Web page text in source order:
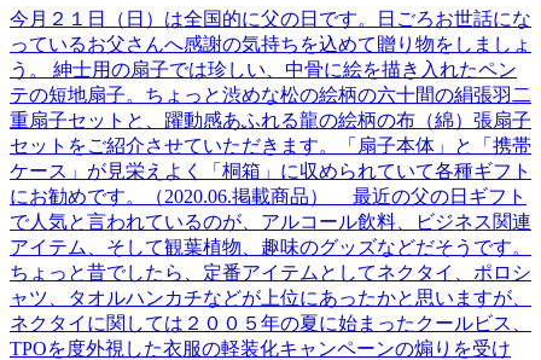
今月２１日（日）は全国的に父の日です。日ごろお世話にな
っているお父さんへ感謝の気持ちを込めて贈り物をしましょ
う。 紳士用の扇子では珍しい、中骨に絵を描き入れたペン
テの短地扇子。ちょっと渋めな松の絵柄の六十間の絹張羽二
重扇子セットと、躍動感あふれる龍の絵柄の布（綿）張扇子
セットをご紹介させていただきます。「扇子本体」と「携帯
ケース」が見栄えよく「桐箱」に収められていて各種ギフト
にお勧めです。（2020.06.掲載商品） 最近の父の日ギフト
で人気と言われているのが、アルコール飲料、ビジネス関連
アイテム、そして観葉植物、趣味のグッズなどだそうです。
ちょっと昔でしたら、定番アイテムとしてネクタイ、ポロシ
ャツ、タオルハンカチなどが上位にあったかと思いますが、
ネクタイに関しては２００５年の夏に始まったクールビス、
TPOを度外視した衣服の軽装化キャンペーンの煽りを受け